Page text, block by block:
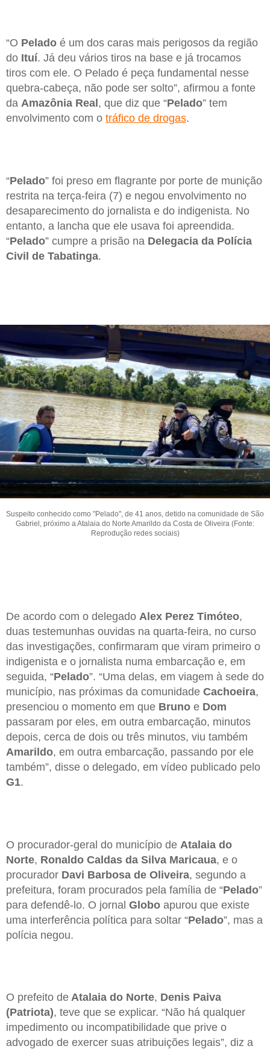
“O Pelado é um dos caras mais perigosos da região
do Ituí. Já deu vários tiros na base e já trocamos
tiros com ele. O Pelado é peça fundamental nesse
quebra-cabeça, não pode ser solto”, afirmou a fonte
da Amazônia Real , que diz que “Pelado” tem
envolvimento com o tráfico de drogas.
“Pelado” foi preso em flagrante por porte de munição
restrita na terça-feira (7) e negou envolvimento no
desaparecimento do jornalista e do indigenista. No
entanto, a lancha que ele usava foi apreendida.
“Pelado” cumpre a prisão na Delegacia da Polícia
Civil de Tabatinga.
Suspeito conhecido como "Pelado", de 41 anos, detido na comunidade de São
Gabriel, próximo a Atalaia do Norte Amarildo da Costa de Oliveira (Fonte:
Reprodução redes sociais)
De acordo com o delegado Alex Perez Timóteo,
duas testemunhas ouvidas na quarta-feira, no curso
das investigações, confirmaram que viram primeiro o
indigenista e o jornalista numa embarcação e, em
seguida, “Pelado”. “Uma delas, em viagem à sede do
município, nas próximas da comunidade Cachoeira,
presenciou o momento em que Bruno e Dom
passaram por eles, em outra embarcação, minutos
depois, cerca de dois ou três minutos, viu também
Amarildo, em outra embarcação, passando por ele
também”, disse o delegado, em vídeo publicado pelo
G1.
O procurador-geral do município de Atalaia do
Norte, Ronaldo Caldas da Silva Maricaua, e o
procurador Davi Barbosa de Oliveira, segundo a
prefeitura, foram procurados pela família de “Pelado”
para defendê-lo. O jornal Globo apurou que existe
uma interferência política para soltar “Pelado”, mas a
polícia negou.
O prefeito de Atalaia do Norte, Denis Paiva
(Patriota), teve que se explicar. “Não há qualquer
impedimento ou incompatibilidade que prive o
advogado de exercer suas atribuições legais”, diz a